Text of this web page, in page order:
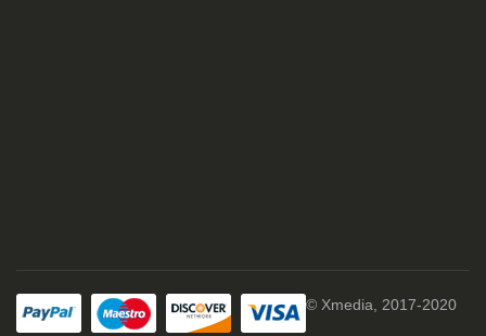
© Xmedia, 2017-2020